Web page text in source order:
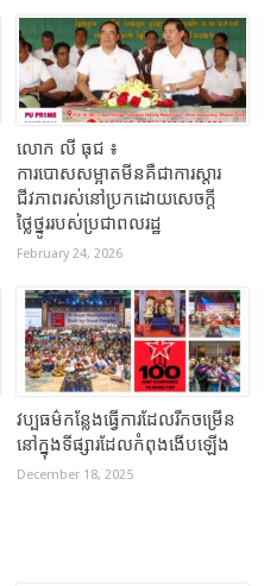
លោក លី ធុជ ៖
ការបោសសម្អាតមីនគឺជាការស្តារ
ជីវភាពរស់នៅប្រកដោយសេចក្តី
ថ្លៃថ្នូររបស់ប្រជាពលរដ្ឋ
February 24, 2026
វប្បធម៌កន្លែងធ្វើការដែលរីកចម្រើន
នៅក្នុងទីផ្សារដែលកំពុងងើបឡើង
December 18, 2025